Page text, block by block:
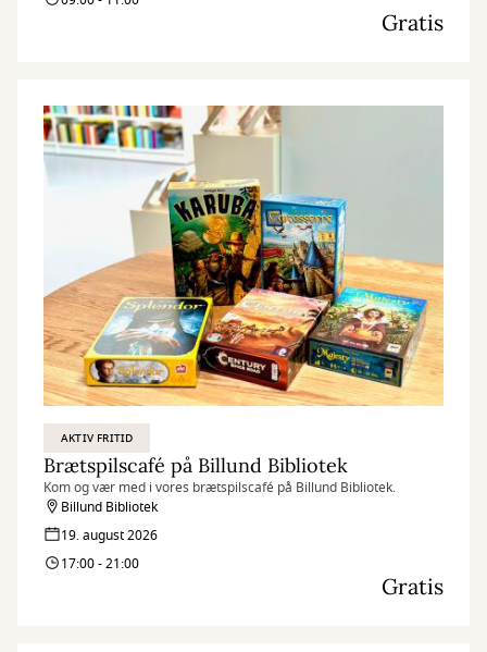
Gratis
AKTIV FRITID
Brætspilscafé på Billund Bibliotek
Kom og vær med i vores brætspilscafé på Billund Bibliotek.
Billund Bibliotek
19. august 2026
17:00 - 21:00
Gratis